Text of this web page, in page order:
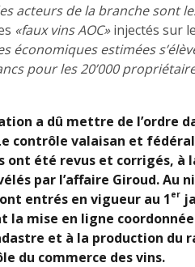
acteurs de la branche sont
«faux vins AOC»injectés sur
économiques estimées
pour les 20’000
a dû mettre de l’ordre
contrôle valaisan et
ont été revus et corrigés, à
par l’affaire Giroud. Au
entrés en vigueur au 1 er
mise en ligne
et à la production du
du commerce des vins.